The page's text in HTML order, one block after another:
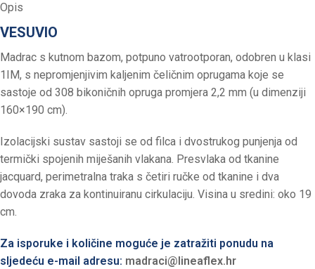
Opis
VESUVIO
Madrac s kutnom bazom, potpuno vatrootporan, odobren u klasi
1IM, s nepromjenjivim kaljenim čeličnim oprugama koje se
sastoje od 308 bikoničnih opruga promjera 2,2 mm (u dimenziji
160×190 cm).
Izolacijski sustav sastoji se od filca i dvostrukog punjenja od
termički spojenih miješanih vlakana. Presvlaka od tkanine
jacquard, perimetralna traka s četiri ručke od tkanine i dva
dovoda zraka za kontinuiranu cirkulaciju. Visina u sredini: oko 19
cm.
Za isporuke i količine moguće je zatražiti ponudu na
sljedeću e-mail adresu: madraci@lineaflex.hr